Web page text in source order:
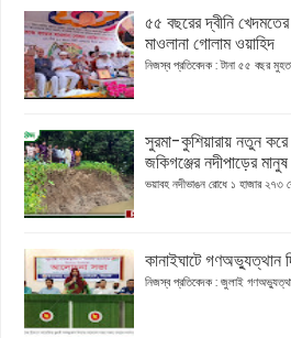
৫৫ বছরের দ্বীনি
মাওলানা গোলাম ওয়াহিদ
নিজস্ব প্রতিবেদক : টানা ৫৫ বছর
সুরমা-কুশিয়ারায় নতুন
জকিগঞ্জের নদীপাড়ের মানুষ
ভয়াবহ নদীভাঙন রোধে ১ হাজার ২৭৩
কানাইঘাটে গণঅভ্যুত্থান
নিজস্ব প্রতিবেদক : জুলাই